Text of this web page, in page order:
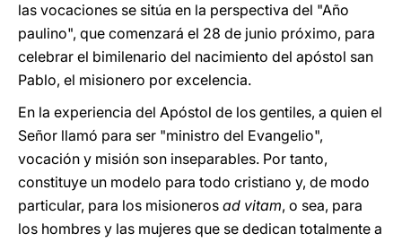
las vocaciones se sitúa en la perspectiva del "Año
paulino", que comenzará el 28 de junio próximo, para
celebrar el bimilenario del nacimiento del apóstol san
Pablo, el misionero por excelencia.
En la experiencia del Apóstol de los gentiles, a quien el
Señor llamó para ser "ministro del Evangelio",
vocación y misión son inseparables. Por tanto,
constituye un modelo para todo cristiano y, de modo
particular, para los misioneros ad vitam, o sea, para
los hombres y las mujeres que se dedican totalmente a